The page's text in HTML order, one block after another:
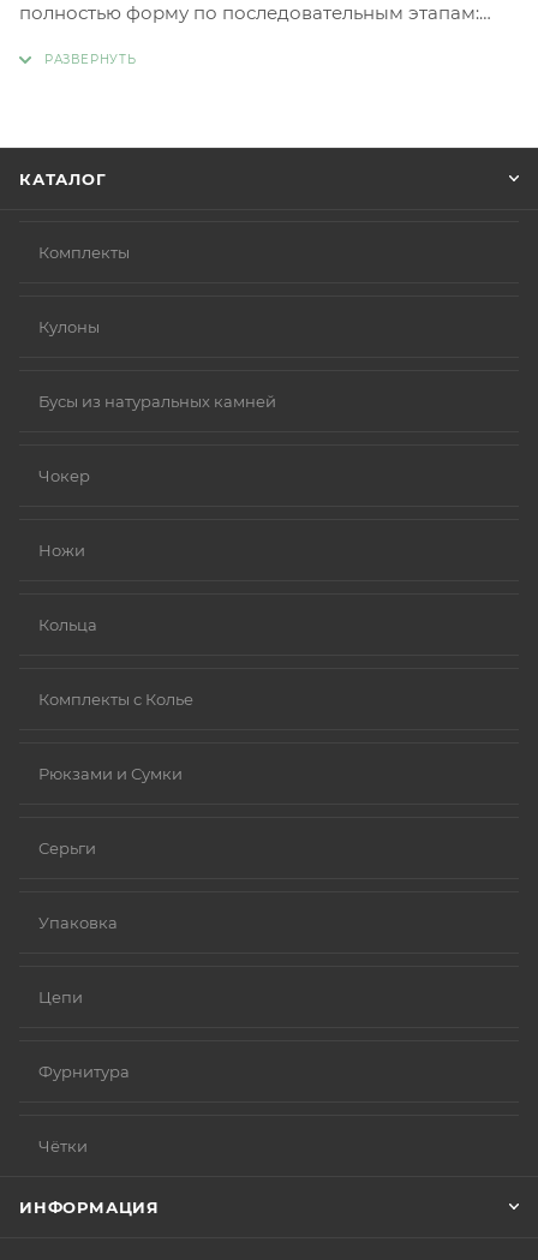
полностью форму по последовательным этапам:
КАТАЛОГ
Комплекты
Кулоны
Бусы из натуральных камней
Чокер
Ножи
Кольца
Комплекты с Колье
Рюкзами и Сумки
Серьги
Упаковка
Цепи
Фурнитура
Чётки
ИНФОРМАЦИЯ